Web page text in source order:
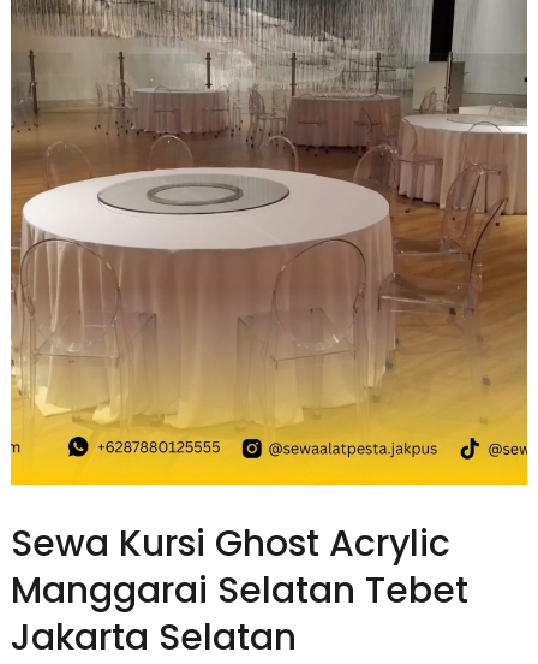
Sewa Kursi Ghost Acrylic
Manggarai Selatan Tebet
Jakarta Selatan